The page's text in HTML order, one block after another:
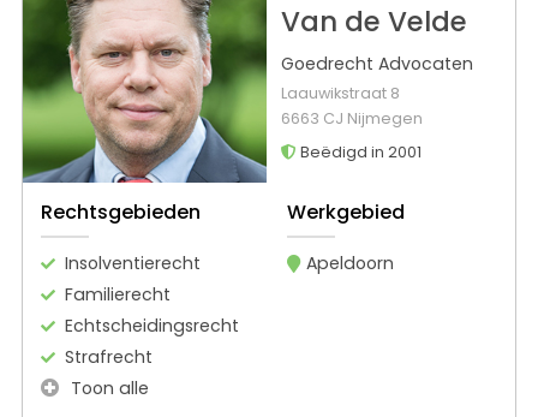
Van de Velde
Goedrecht Advocaten
Laauwikstraat 8
6663 CJ Nijmegen
Beëdigd in 2001
Rechtsgebieden
Insolventierecht
Familierecht
Echtscheidingsrecht
Strafrecht
Toon alle
Werkgebied
Apeldoorn